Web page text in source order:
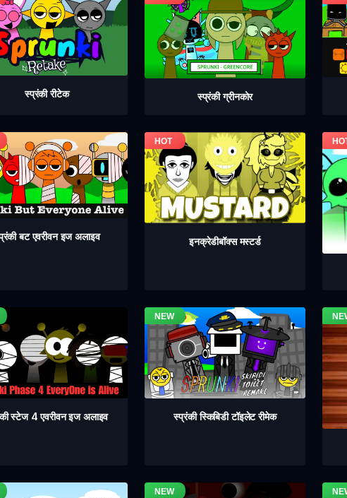
स्प्रंकी रीटेक स्प्रंकी ग्रीनकोर
बट एवरीवन इज अलाइव इनक्रेडीबॉक्स मस्टर्ड
स्टेज 4 एवरीवन इज अलाइव स्प्रंकी स्किबिडी टॉइलेट रीमेक